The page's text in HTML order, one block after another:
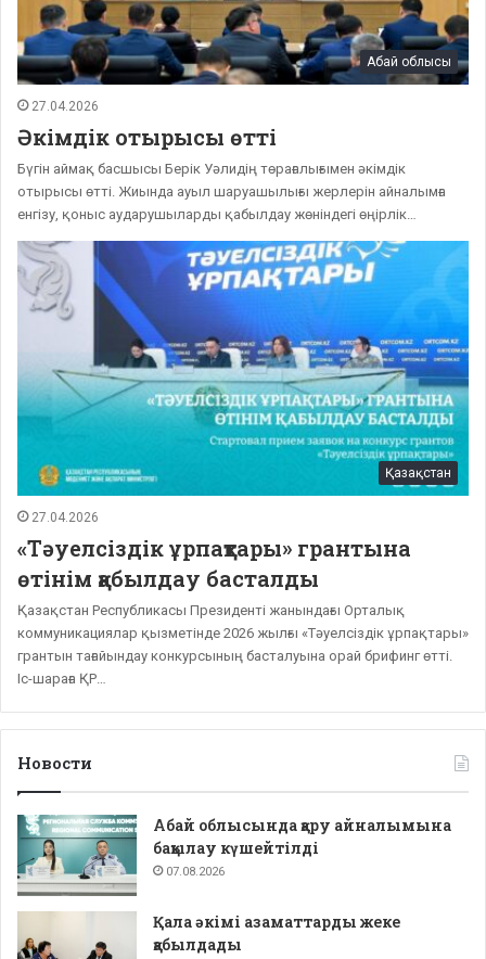
Абай облысы
27.04.2026
Әкімдік отырысы өтті
Бүгін аймақ басшысы Берік Уәлидің төрағалығымен әкімдік
отырысы өтті. Жиында ауыл шаруашылығы жерлерін айналымға
енгізу, қоныс аударушыларды қабылдау жөніндегі өңірлік…
Қазақстан
27.04.2026
«Тәуелсіздік ұрпақтары» грантына
өтінім қабылдау басталды
Қазақстан Республикасы Президенті жанындағы Орталық
коммуникациялар қызметінде 2026 жылғы «Тәуелсіздік ұрпақтары»
грантын тағайындау конкурсының басталуына орай брифинг өтті.
Іс-шараға ҚР…
Новости
Абай облысында қару айналымына
бақылау күшейтілді
07.08.2026
Қала әкімі азаматтарды жеке
қабылдады